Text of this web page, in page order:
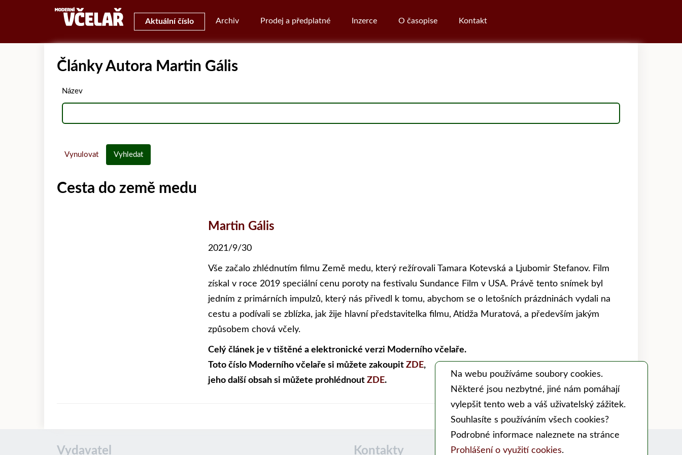
Aktuální číslo Archiv Prodej a předplatné Inzerce O časopise Kontakt
Články Autora Martin Gális
Název
Vynulovat Vyhledat
Cesta do země medu
Martin Gális
2021/9/30
Vše začalo zhlédnutím filmu Země medu, který režírovali Tamara Kotevská a Ljubomir Stefanov. Film
získal v roce 2019 speciální cenu poroty na festivalu Sundance Film v USA. Právě tento snímek byl
jedním z primárních impulzů, který nás přivedl k tomu, abychom se o letošních prázdninách vydali na
cestu a podívali se zblízka, jak žije hlavní představitelka filmu, Atidža Muratová, a především jakým
způsobem chová včely.
Celý článek je v tištěné a elektronické verzi Moderního včelaře.
Toto číslo Moderního včelaře si můžete zakoupit ZDE,
jeho další obsah si můžete prohlédnout ZDE.
Vydavatel Kontakty Sociální sítě:
Na webu používáme soubory cookies.
Některé jsou nezbytné, jiné nám pomáhají
vylepšit tento web a váš uživatelský zážitek.
Souhlasíte s používáním všech cookies?
Podrobné informace naleznete na stránce
Prohlášení o využití cookies.